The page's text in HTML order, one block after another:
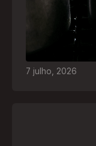
O inverno
para espantar
quais são os
7 julho 2026